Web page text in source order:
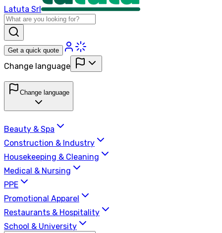
Latuta Srl
Get a quick quote
Change language
Change language
Beauty & Spa
Construction & Industry
Housekeeping & Cleaning
Medical & Nursing
PPE
Promotional Apparel
Restaurants & Hospitality
School & University